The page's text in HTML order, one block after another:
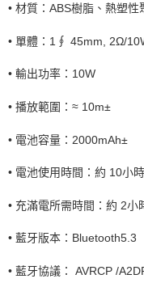
• 材質： ABS樹脂、熱塑性
• 單體： 1 ∮ 45mm, 2Ω/
• 輸出功率： 10W
• 播放範圍： ≈ 10m±
• 電池容量： 2000mAh±
• 電池使用時間：約 10小
• 充滿電所需時間：約 2小
• 藍牙版本： Bluetooth5.3
• 藍牙協議： AVRCP /